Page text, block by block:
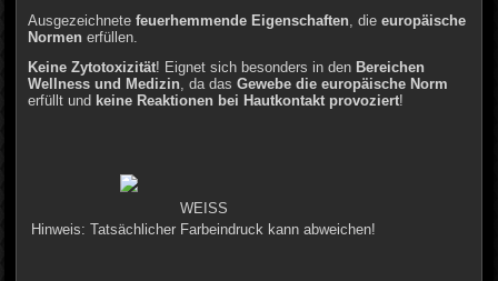
Ausgezeichnetefeuerhemmende Eigenschaften , dieeuropäische
Normen erfüllen.
Keine Zytotoxizität! Eignet sich besonders in den Bereichen
Wellness und Medizin , da dasGewebe die europäische Norm
erfüllt und keine Reaktionen bei Hautkontakt provoziert!
WEISS
Hinweis: Tatsächlicher Farbeindruck kann abweichen!